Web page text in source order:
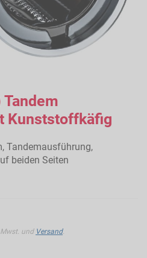
Tandem
Kunststoffkäfig
Tandemausführung,
beiden Seiten
und Versand.